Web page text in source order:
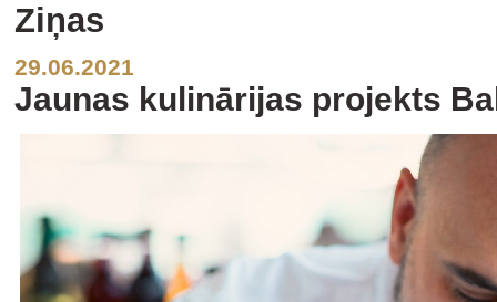
Ziņas
29.06.2021
Jaunas kulinārijas projekts